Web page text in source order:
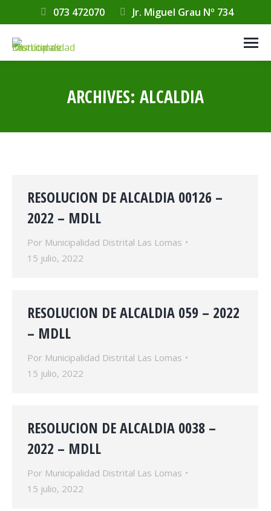
073 472070 Jr. Miguel Grau Nº 734
ARCHIVES: ALCALDIA
RESOLUCION DE ALCALDIA 00126 –
2022 – MDLL
Por Municipalidad Distrital Las Lomas
15 julio, 2022
RESOLUCION DE ALCALDIA 059 – 2022
– MDLL
Por Municipalidad Distrital Las Lomas
15 julio, 2022
RESOLUCION DE ALCALDIA 0038 –
2022 – MDLL
Por Municipalidad Distrital Las Lomas
15 julio, 2022